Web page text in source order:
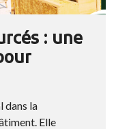
: une
dans la
Elle